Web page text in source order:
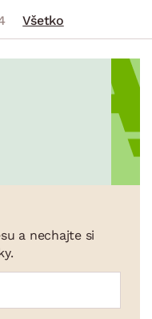
Všetko
a nechajte si